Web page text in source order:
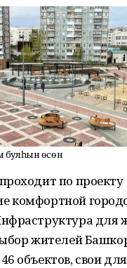
булһын өсөн
по проекту
комфортной
для
жителей
объектов, свои